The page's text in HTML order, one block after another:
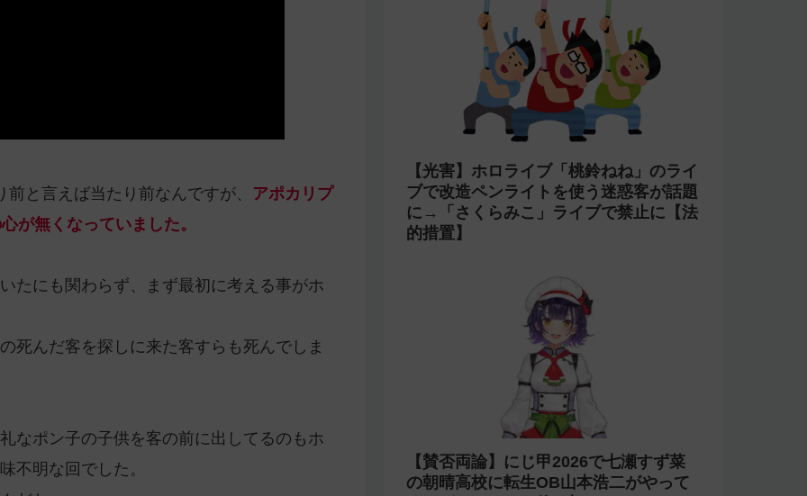
と言えば当たり前なんですが、 アポカリプ
が無くなっていました。
たにも関わらず、まず最初に考える事がホ
死んだ客を探しに来た客すらも死んでしま
なポン子の子供を客の前に出してるのもホ
不明な回でした。
【光害】ホロライブ「桃鈴ねね」のライ
ブで改造ペンライトを使う迷惑客が話題
に→「さくらみこ」ライブで禁止に【法
的措置】
【賛否両論】にじ甲2026で七瀬すず菜
の朝晴高校に転生OB山本浩二がやって